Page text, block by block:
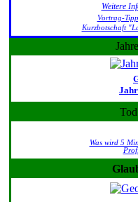
Weitere
Vortrag-
Kurzbotschaft
Was wird 5